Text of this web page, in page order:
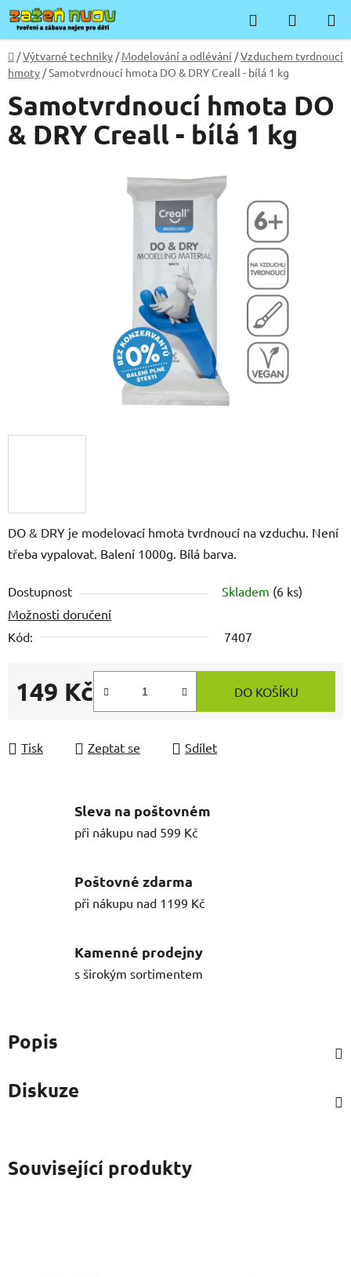
Přejít
na
obsah
Hledat
KOŠÍK
Domů
/Výtvarné techniky / Modelování a odlévání /Vzduchem tvrdnoucí
hmoty /Samotvrdnoucí hmota DO & DRY Creall - bílá 1 kg
DO & DRY je modelovací hmota tvrdnoucí na vzduchu. Není
třeba vypalovat. Balení 1000g. Bílá barva.
Dostupnost Skladem (6 ks)
Možnosti doručení
Kód:
7407
149 Kč DO KOŠÍKU
Tisk Zeptat se Sdílet
Samotvrdnoucí hmota DO
& DRY Creall - bílá 1 kg
Sleva na poštovném
při nákupu nad 599 Kč
Poštovné zdarma
při nákupu nad 1199 Kč
Kamenné prodejny
s širokým sortimentem
Popis
Diskuze
Související produkty